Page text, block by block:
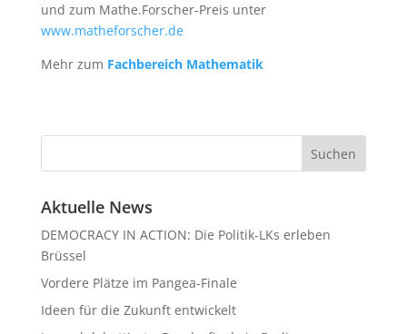
und zum Mathe.Forscher-Preis unter
www.matheforscher.de
Mehr zum Fachbereich Mathematik
Aktuelle News
DEMOCRACY IN ACTION: Die Politik-LKs erleben
Brüssel
Vordere Plätze im Pangea-Finale
Ideen für die Zukunft entwickelt